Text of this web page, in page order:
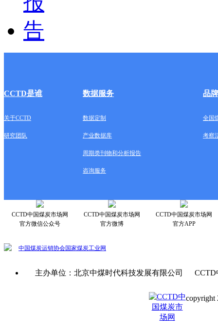
CCTD是谁 数据服务 品
关于CCTD 数据定制 全国
研究团队 产业数据库 考察
周期类刊物和分析报告
咨询服务
CCTD中国煤炭市场网
官方微信公众号
CCTD中国煤炭市场网
官方微博
CCTD中国煤炭市场网
官方APP
中国煤炭运销协会国家煤炭工业网
主办单位：北京中煤时代科技发展有限公司
copyright